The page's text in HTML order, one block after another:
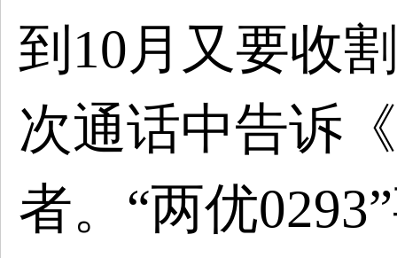
到10月又要收
次通话中告诉
者。“两优